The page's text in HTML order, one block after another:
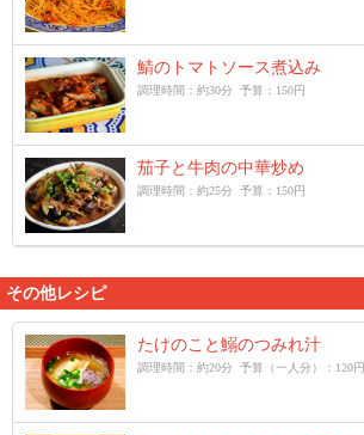
鯖のトマトソース煮込み
調理時間：約30分 予算：150円
茄子と牛肉の中華炒め
調理時間：約25分 予算：150円
その他レシピ
たけのこと鰯のつみれ汁
調理時間：約20分 予算（一人分）：120円